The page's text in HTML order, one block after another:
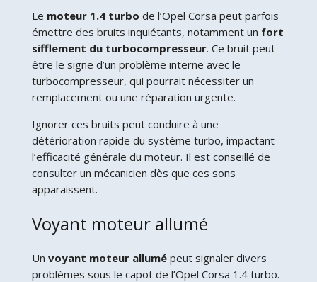
Le moteur 1.4 turbo de l’Opel Corsa peut parfois
émettre des bruits inquiétants, notamment un fort
sifflement du turbocompresseur. Ce bruit peut
être le signe d’un problème interne avec le
turbocompresseur, qui pourrait nécessiter un
remplacement ou une réparation urgente.
Ignorer ces bruits peut conduire à une
détérioration rapide du système turbo, impactant
l’efficacité générale du moteur. Il est conseillé de
consulter un mécanicien dès que ces sons
apparaissent.
Voyant moteur allumé
Un voyant moteur allumépeut signaler divers
problèmes sous le capot de l’Opel Corsa 1.4 turbo.